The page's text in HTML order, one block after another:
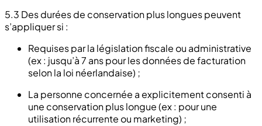
5.3 Des durées de conservation plus longues peuvent
s’appliquer si :
Requises par la législation fiscale ou administrative
(ex : jusqu’à 7 ans pour les données de facturation
selon la loi néerlandaise) ;
La personne concernée a explicitement consenti à
une conservation plus longue (ex : pour une
utilisation récurrente ou marketing) ;